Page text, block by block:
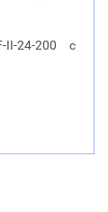
II-24-200 с